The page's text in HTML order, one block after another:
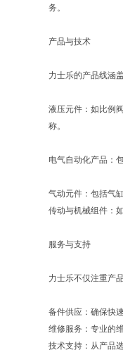
务。
产品与技术
力士乐的产品线涵
液压元件：如比例
称。
电气自动化产品：
气动元件：包括气
传动与机械组件：
服务与支持
力士乐不仅注重产
备件供应：确保快
维修服务：专业的
技术支持：从产品